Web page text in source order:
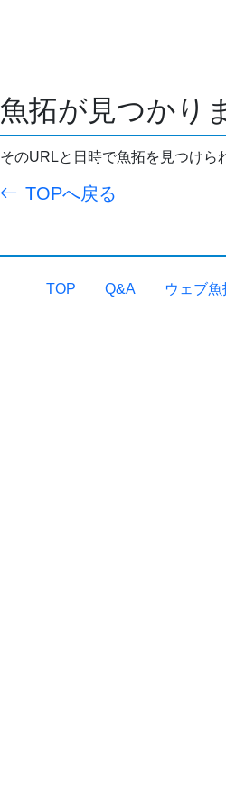
魚拓が見つかり
そのURLと日時で魚拓を見つけら
TOPへ戻る
TOP Q&A ウェブ